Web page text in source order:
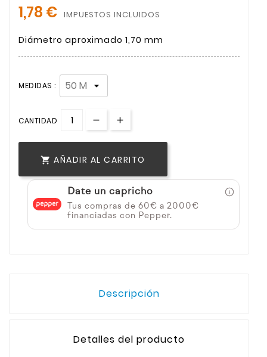
1,78 € IMPUESTOS INCLUIDOS
Diámetro aproximado 1,70 mm
MEDIDAS :
CANTIDAD
 AÑADIR AL CARRITO
Date un capricho
Tus compras de 60€ a 2000€
financiadas con Pepper.
Descripción
Detalles del producto